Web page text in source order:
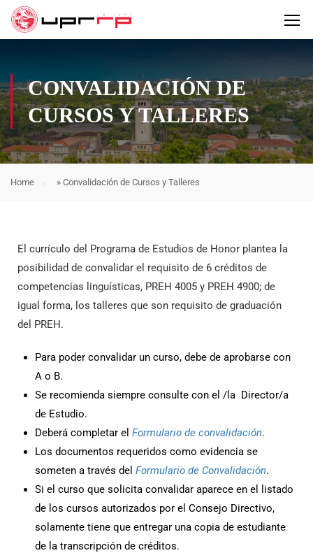
CONVALIDACIÓN DE
CURSOS Y TALLERES
Home » Convalidación de Cursos y Talleres
El currículo del Programa de Estudios de Honor plantea la
posibilidad de convalidar el requisito de 6 créditos de
competencias linguísticas, PREH 4005 y PREH 4900; de
igual forma, los talleres que son requisito de graduación
del PREH.
Para poder convalidar un curso, debe de aprobarse con
A o B.
Se recomienda siempre consulte con el /la Director/a
de Estudio.
Deberá completar el Formulario de convalidación.
Los documentos requeridos como evidencia se
someten a través del Formulario de Convalidación.
Si el curso que solicita convalidar aparece en el listado
de los cursos autorizados por el Consejo Directivo,
solamente tiene que entregar una copia de estudiante
de la transcripción de créditos.